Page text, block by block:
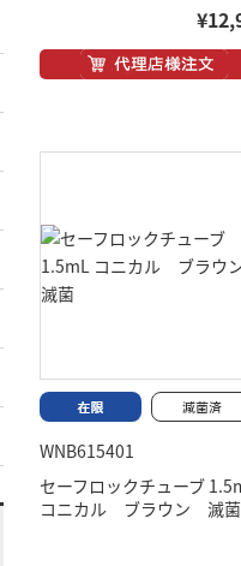
WNB615401
セーフロックチューブ
コニカル ブラウン 滅菌